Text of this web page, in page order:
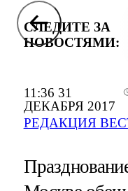
11:36 31
ДЕКАБРЯ 2017
РЕДАКЦИЯ
СЛЕДИТЕ ЗА
НОВОСТЯМИ: